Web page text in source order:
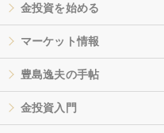
金投資を始める
マーケット情報
豊島逸夫の手帖
金投資入門